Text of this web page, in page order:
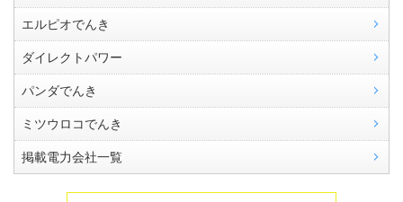
エルピオでんき
ダイレクトパワー
パンダでんき
ミツウロコでんき
掲載電力会社一覧